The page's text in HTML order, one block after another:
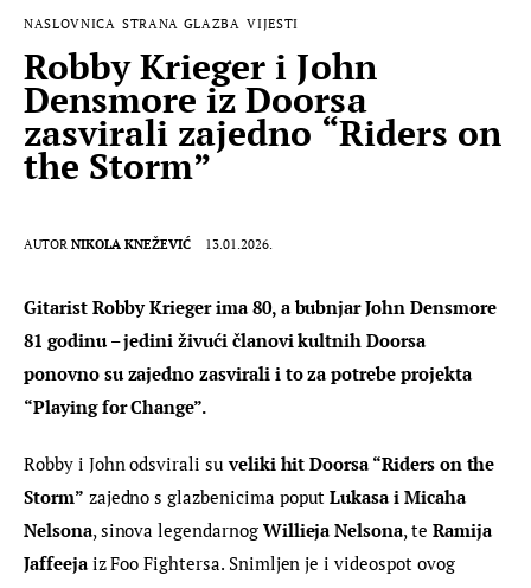
MUSIC BOX
NASLOVNICA STRANA GLAZBA VIJESTI
Robby Krieger i John
Densmore iz Doorsa
zasvirali zajedno “Riders on
the Storm”
AUTOR NIKOLA KNEŽEVIĆ 13.01.2026.
Gitarist Robby Krieger ima 80, a bubnjar John Densmore
81 godinu – jedini živući članovi kultnih Doorsa
ponovno su zajedno zasvirali i to za potrebe projekta
“Playing for Change”.
Robby i John odsvirali su veliki hit Doorsa “Riders on the
Storm” zajedno s glazbenicima poput Lukasa i Micaha
Nelsona, sinova legendarnog Willieja Nelsona, te Ramija
Jaffeeja iz Foo Fightersa. Snimljen je i videospot ovog